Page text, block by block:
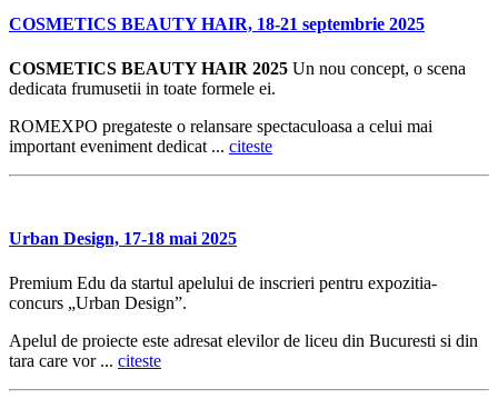
COSMETICS BEAUTY HAIR, 18-21 septembrie 2025
COSMETICS BEAUTY HAIR 2025 Un nou concept, o scena
dedicata frumusetii in toate formele ei.
ROMEXPO pregateste o relansare spectaculoasa a celui mai
important eveniment dedicat ... citeste
Urban Design, 17-18 mai 2025
Premium Edu da startul apelului de inscrieri pentru expozitia-
concurs „Urban Design”.
Apelul de proiecte este adresat elevilor de liceu din Bucuresti si din
tara care vor ... citeste